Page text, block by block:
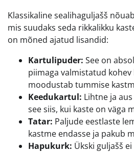
Klassikaline sealihaguljašš
mis suudaks seda rikkalikku
on mõned ajatud lisandid:
Kartulipuder: See on
piimaga valmistatud
moodustab tummise
Keedukartul: Lihtne ja
see siis, kui kaste on väga
Tatar: Paljude eestlaste
kastme endasse ja pakub
Hapukurk: Ükski guljašš